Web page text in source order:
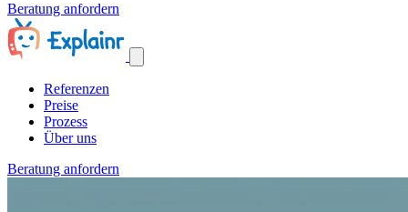
Beratung anfordern
Referenzen
Preise
Prozess
Über uns
Beratung anfordern